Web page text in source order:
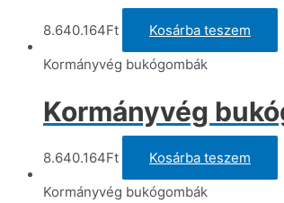
8.640.164Ft
Kosárba teszem
Kormányvég bukógombák
Kormányvég
8.640.164Ft
Kosárba teszem
Kormányvég bukógombák